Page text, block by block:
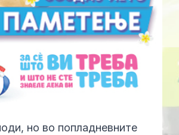
но во попладневните